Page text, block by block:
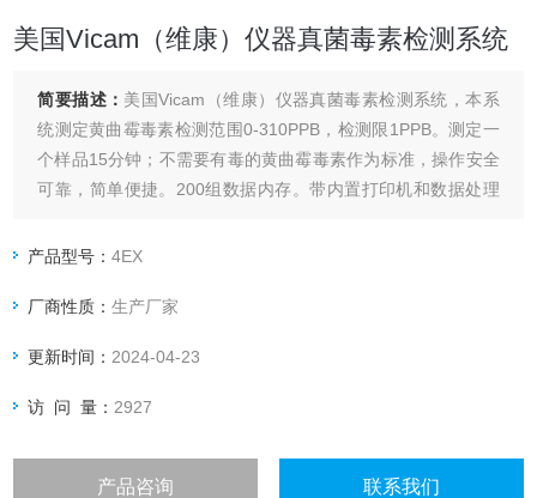
美国Vicam（维康）仪器真菌毒素检测系统
简要描述： 美国Vicam（维康）仪器真菌毒素检测系统，本系
统测定黄曲霉毒素检测范围0-310PPB，检测限1PPB。测定一
个样品15分钟；不需要有毒的黄曲霉毒素作为标准，操作安全
可靠，简单便捷。200组数据内存。带内置打印机和数据处理
量B1/B2/G1/G2，hua曲霉毒素B、h曲霉毒素M1、赭曲霉毒素
产品型号：4EX
厂商性质：生产厂家
更新时间： 2024-04-23
访 问 量： 2927
产品咨询 联系我们